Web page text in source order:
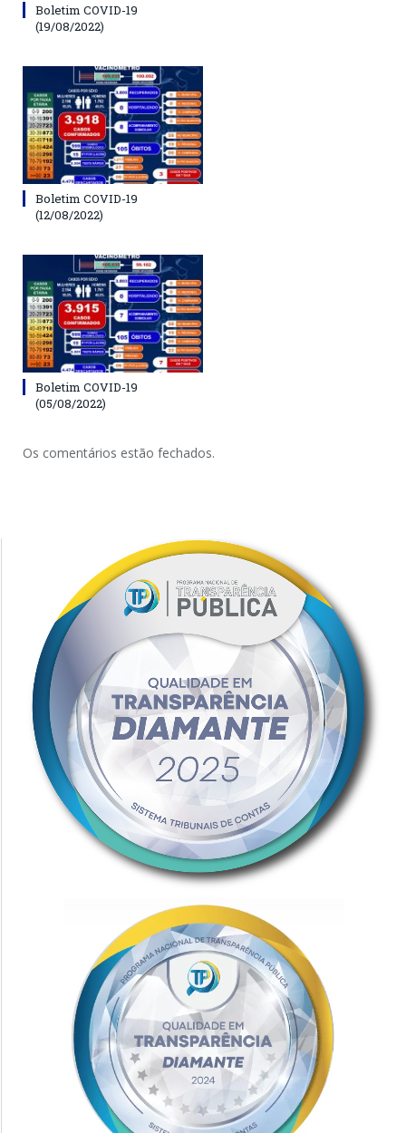
Boletim COVID-19
(19/08/2022)
Boletim COVID-19
(12/08/2022)
Boletim COVID-19
(05/08/2022)
Os comentários estão fechados.